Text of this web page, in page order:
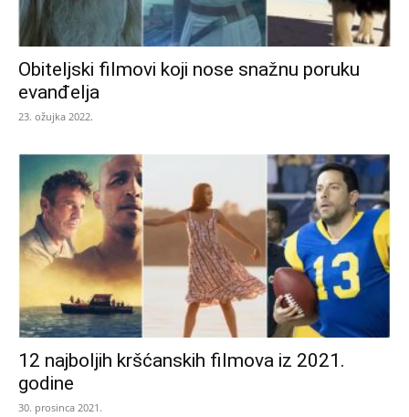
Obiteljski filmovi koji nose snažnu poruku
evanđelja
23. ožujka 2022.
12 najboljih kršćanskih filmova iz 2021.
godine
30. prosinca 2021.